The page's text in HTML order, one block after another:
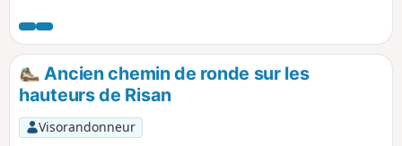
Ancien chemin de ronde sur les
hauteurs de Risan
Visorandonneur